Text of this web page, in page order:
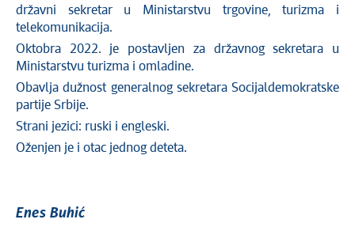
državni sekretar u Ministarstvu trgovine, turizma i
telekomunikacija.
Oktobra 2022. je postavljen za državnog sekretara u
Ministarstvu turizma i omladine.
Obavlja dužnost generalnog sekretara Socijaldemokratske
partije Srbije.
Strani jezici: ruski i engleski.
Oženjen je i otac jednog deteta.
Enes Buhić